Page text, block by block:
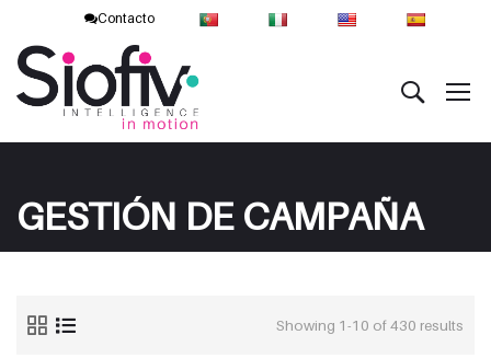
Contacto
GESTIÓN DE CAMPAÑA
Showing 1-10 of 430 results